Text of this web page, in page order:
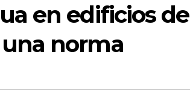
en edificios de
una norma